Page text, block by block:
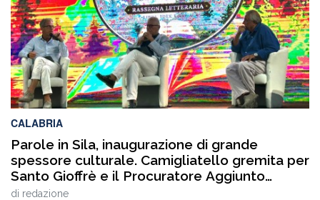
CALABRIA
Parole in Sila, inaugurazione di grande
spessore culturale. Camigliatello gremita per
Santo Gioffrè e il Procuratore Aggiunto
Stefano Musolino
di redazione